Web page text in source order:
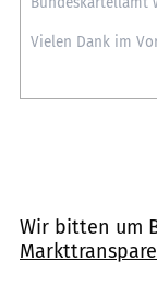
Wir bitten um